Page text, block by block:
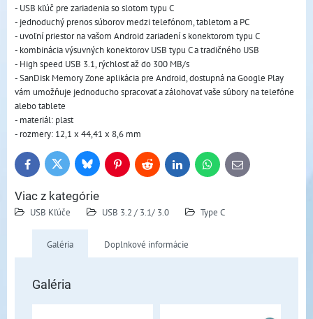
- USB kľúč pre zariadenia so slotom typu C
- jednoduchý prenos súborov medzi telefónom, tabletom a PC
- uvoľní priestor na vašom Android zariadení s konektorom typu C
- kombinácia výsuvných konektorov USB typu C a tradičného USB
- High speed USB 3.1, rýchlosť až do 300 MB/s
- SanDisk Memory Zone aplikácia pre Android, dostupná na Google Play
vám umožňuje jednoducho spracovať a zálohovať vaše súbory na telefóne
alebo tablete
- materiál: plast
- rozmery: 12,1 x 44,41 x 8,6 mm
FacebookTwitter BlueskyPinterestReddit LinkedInWhatsApp
E-
mail
Viac z kategórie
USB Kľúče USB 3.2 / 3.1/ 3.0 Type C
Galéria Doplnkové informácie
Galéria